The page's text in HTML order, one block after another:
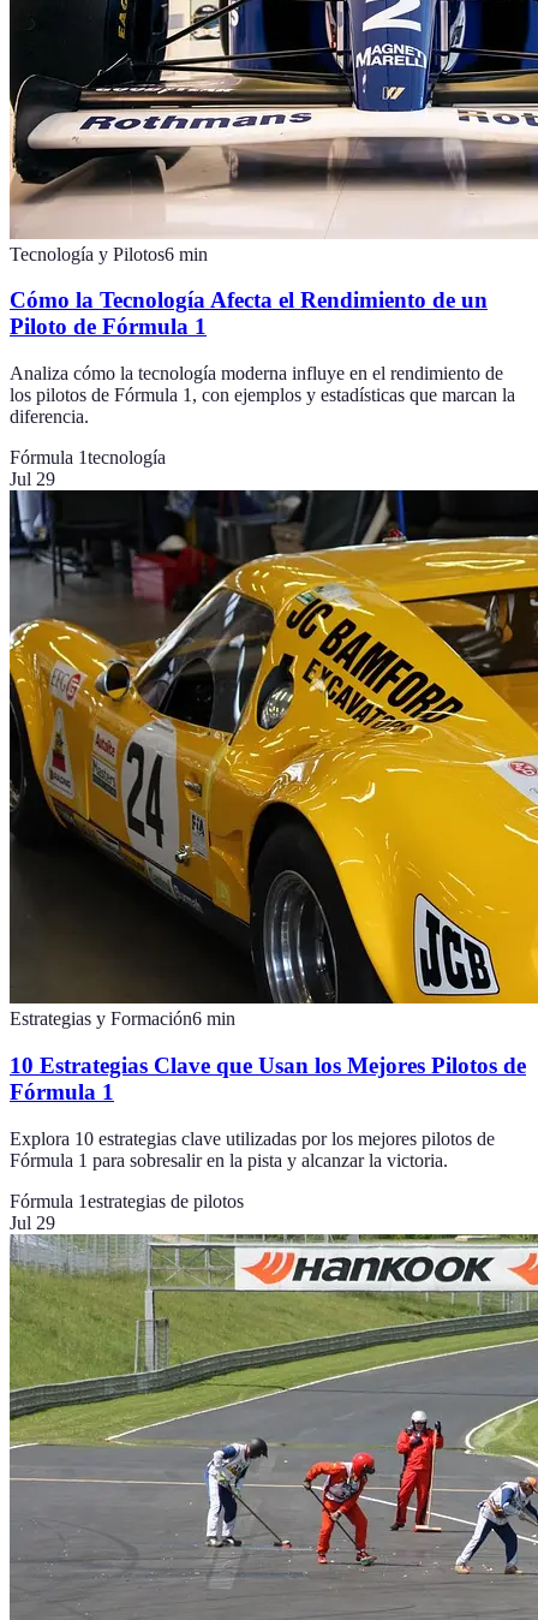
Tecnología y Pilotos6 min
Cómo la Tecnología Afecta el Rendimiento de un
Piloto de Fórmula 1
Analiza cómo la tecnología moderna influye en el rendimiento de
los pilotos de Fórmula 1, con ejemplos y estadísticas que marcan la
diferencia.
Fórmula 1tecnología
Jul 29
Estrategias y Formación6 min
10 Estrategias Clave que Usan los Mejores Pilotos de
Fórmula 1
Explora 10 estrategias clave utilizadas por los mejores pilotos de
Fórmula 1 para sobresalir en la pista y alcanzar la victoria.
Fórmula 1estrategias de pilotos
Jul 29